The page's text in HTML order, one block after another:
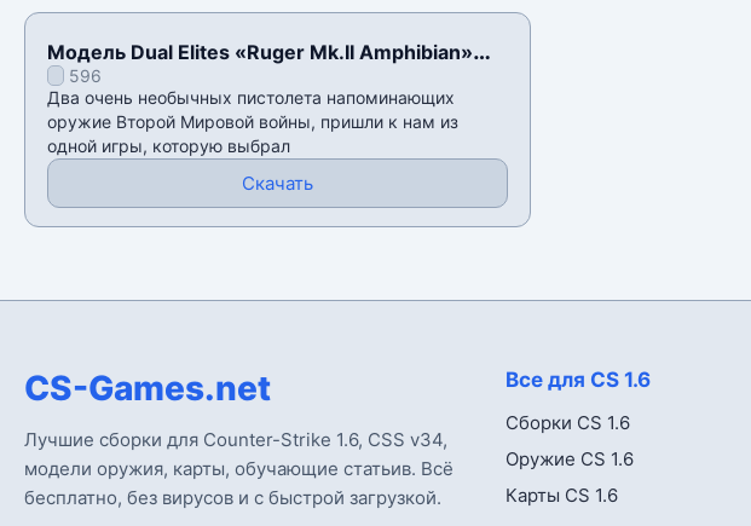
Модель Dual Elites «Ruger Mk.II Amphibian»
для CSS v34
596
Два очень необычных пистолета напоминающих
оружие Второй Мировой войны, пришли к нам из
одной игры, которую выбрал
Скачать
CS-Games.net
Лучшие сборки для Counter-Strike 1.6, CSS v34,
модели оружия, карты, обучающие статьив. Всё
бесплатно, без вирусов и с быстрой загрузкой.
Все для CS 1.6
Сборки CS 1.6
Оружие CS 1.6
Карты CS 1.6